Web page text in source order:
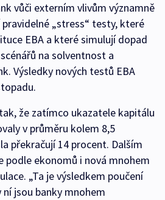
vůči externím vlivům významně
„stress“ testy, které
EBA a které simulují dopad
na solventnost a
Výsledky nových testů EBA
že zatímco ukazatele kapitálu
v průměru kolem 8,5
překračují 14 procent. Dalším
ekonomů i nová mnohem
„Ta je výsledkem poučení
jsou banky mnohem